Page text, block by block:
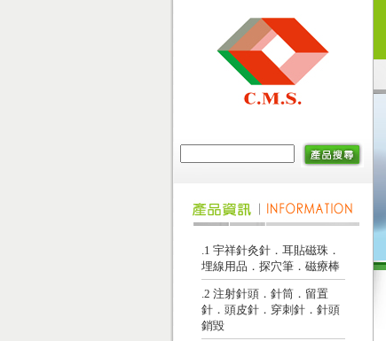
.1 宇祥針灸針．耳貼磁珠．
埋線用品．探穴筆．磁療棒
.2 注射針頭．針筒．留置
針．頭皮針．穿刺針．針頭
銷毀